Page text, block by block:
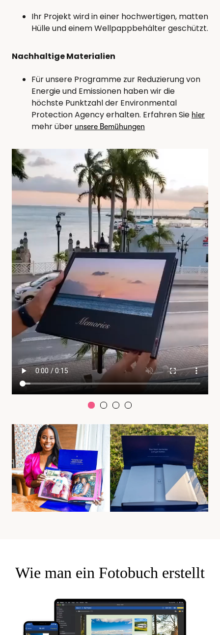
Ihr Projekt wird in einer hochwertigen, matten
Hülle und einem Wellpappbehälter geschützt.
Nachhaltige Materialien
Für unsere Programme zur Reduzierung von
Energie und Emissionen haben wir die
höchste Punktzahl der Environmental
Protection Agency erhalten. Erfahren Sie hier
mehr über unsere Bemühungen
Wie man ein Fotobuch erstellt